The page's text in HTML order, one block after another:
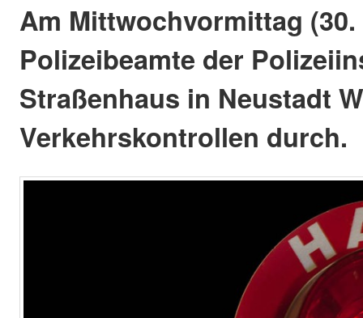
Am Mittwochvormittag
Polizeibeamte der
Straßenhaus in Neustadt
Verkehrskontrollen durch.